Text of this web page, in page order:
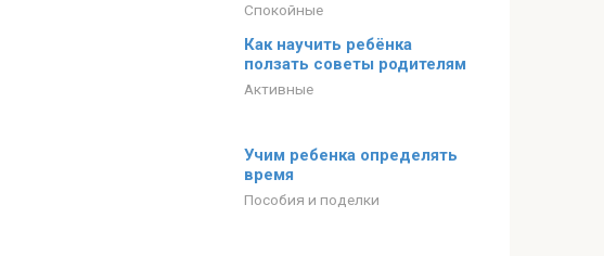
Спокойные
Как научить ребёнка
ползать советы родителям
Активные
Учим ребенка определять
время
Пособия и поделки